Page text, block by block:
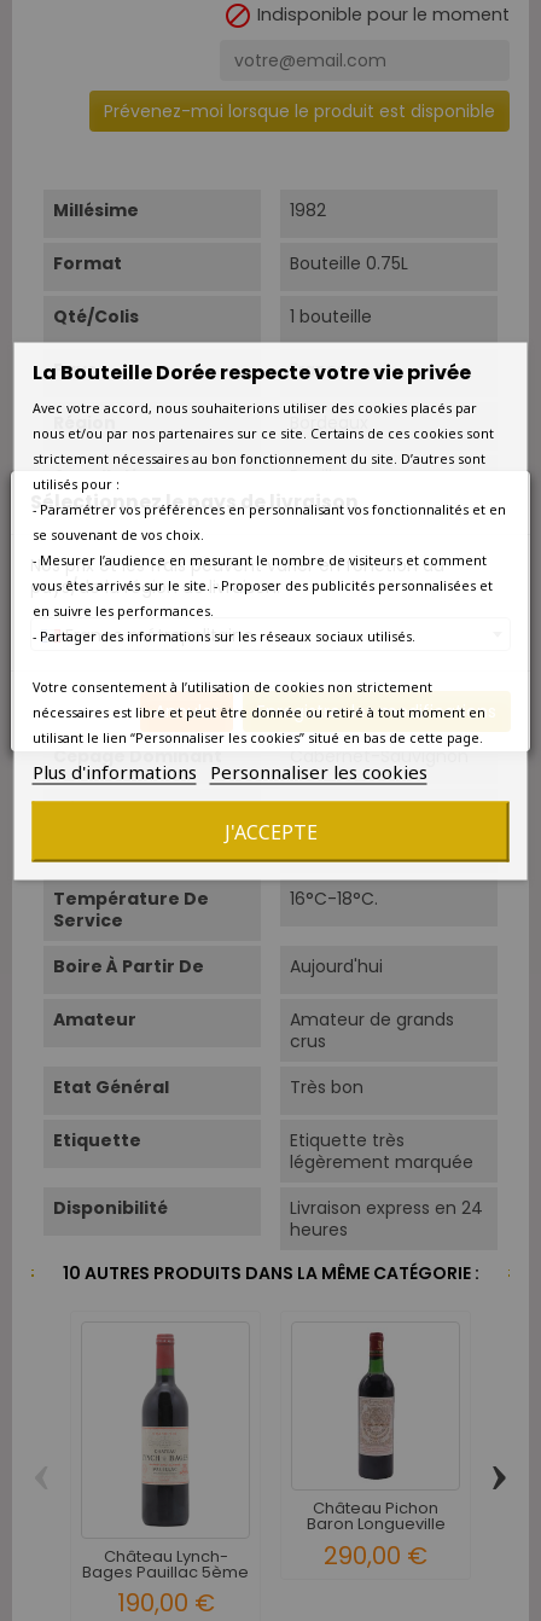
Sélectionnez le pays de livraison
Nos prix et les frais peuvent varier en fonction du
pays/de la région de livraison.
France métropolitaine
Annuler Enregistrer les modifications
 Indisponible pour le moment
Prévenez-moi lorsque le produit est disponible
Millésime 1982
Format Bouteille 0.75L
Qté/Colis 1 bouteille
Pays France
Région Bordeaux
Appellation
Couleur
Type Rouge
Classement Grand Cru Classé
Superficie
40 ha dont 22 ha
plantés.
Cépage Dominant
Cabernet-Sauvignon
Cépages
Cabernet-Sauvignon
70%, Merlot 25% et
Cabernet Franc 5%.
Température De
Service
16°C-18°C.
Boire À Partir De Aujourd'hui
Amateur
Amateur de grands
crus
Etat Général
Très bon
Etiquette
Etiquette très
légèrement marquée
Disponibilité
Livraison express en 24
heures
10 AUTRES PRODUITS DANS LA MÊME CATÉGORIE :
Château Lynch-
Bages Pauillac 5ème
190,00 €
Château Pichon
Baron Longueville
Pauillac...
290,00 €
›
La Bouteille Dorée respecte votre vie privée
Avec votre accord, nous souhaiterions utiliser des cookies placés par
nous et/ou par nos partenaires sur ce site. Certains de ces cookies sont
strictement nécessaires au bon fonctionnement du site. D’autres sont
utilisés pour :
- Paramétrer vos préférences en personnalisant vos fonctionnalités et en
se souvenant de vos choix.
- Mesurer l’audience en mesurant le nombre de visiteurs et comment
vous êtes arrivés sur le site. - Proposer des publicités personnalisées et
en suivre les performances.
- Partager des informations sur les réseaux sociaux utilisés.
Votre consentement à l’utilisation de cookies non strictement
nécessaires est libre et peut être donnée ou retiré à tout moment en
utilisant le lien “Personnaliser les cookies” situé en bas de cette page.
Plus d'informations Personnaliser les cookies
J'ACCEPTE